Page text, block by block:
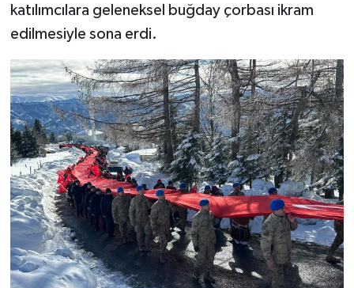
katılımcılara geleneksel buğday çorbası ikram
edilmesiyle sona erdi.